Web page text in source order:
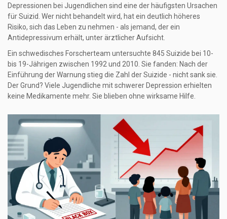
Depressionen bei Jugendlichen sind eine der häufigsten Ursachen
für Suizid. Wer nicht behandelt wird, hat ein deutlich höheres
Risiko, sich das Leben zu nehmen - als jemand, der ein
Antidepressivum erhält, unter ärztlicher Aufsicht.
Ein schwedisches Forscherteam untersuchte 845 Suizide bei 10-
bis 19-Jährigen zwischen 1992 und 2010. Sie fanden: Nach der
Einführung der Warnung stieg die Zahl der Suizide - nicht sank sie.
Der Grund? Viele Jugendliche mit schwerer Depression erhielten
keine Medikamente mehr. Sie blieben ohne wirksame Hilfe.